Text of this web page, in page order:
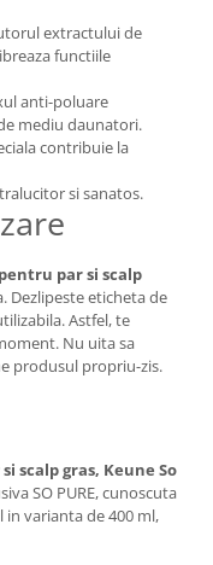
extractului de
functiile
anti-poluare
mediu daunatori.
contribuie la
si sanatos.
par si scalp
Dezlipeste eticheta de
Astfel, te
Nu uita sa
produsul propriu-zis.
scalp gras, Keune So
SO PURE, cunoscuta
varianta de 400 ml,